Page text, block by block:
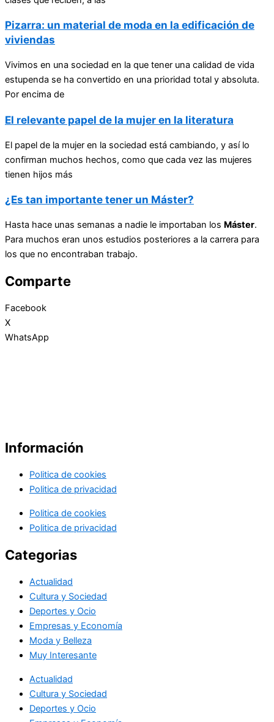
Pizarra: un material de moda en la edificación de
viviendas
Vivimos en una sociedad en la que tener una calidad de vida
estupenda se ha convertido en una prioridad total y absoluta.
Por encima de
El relevante papel de la mujer en la literatura
El papel de la mujer en la sociedad está cambiando, y así lo
confirman muchos hechos, como que cada vez las mujeres
tienen hijos más
¿Es tan importante tener un Máster?
Hasta hace unas semanas a nadie le importaban los Máster.
Para muchos eran unos estudios posteriores a la carrera para
los que no encontraban trabajo.
Comparte
Facebook
X
WhatsApp
Información
Politica de cookies
Politica de privacidad
Politica de cookies
Politica de privacidad
Categorias
Actualidad
Cultura y Sociedad
Deportes y Ocio
Empresas y Economía
Moda y Belleza
Muy Interesante
Actualidad
Cultura y Sociedad
Deportes y Ocio